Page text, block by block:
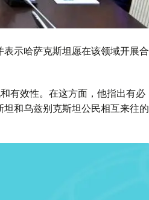
示哈萨克斯坦愿在该领域开展合
有效性。在这方面，他指出有必
和乌兹别克斯坦公民相互来往的